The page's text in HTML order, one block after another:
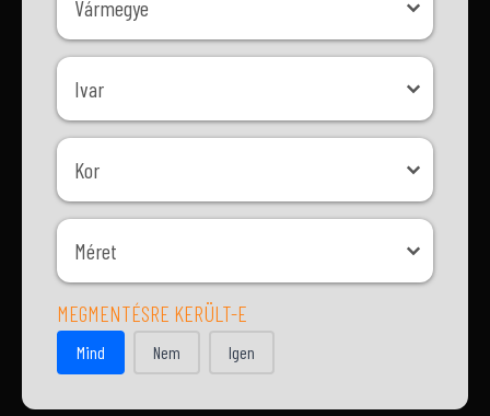
Vármegye
Ivar
Ivar
Kor
Kor
Méret
Méret
MEGMENTÉSRE KERÜLT-E
MEGMENTÉSRE KERÜLT-E
Mind Nem Igen